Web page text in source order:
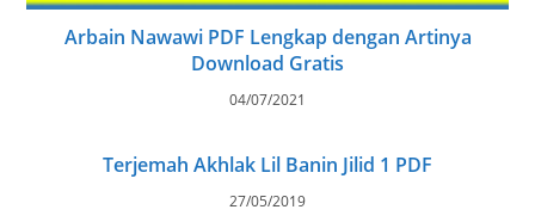
Arbain Nawawi PDF Lengkap dengan Artinya
Download Gratis
04/07/2021
Terjemah Akhlak Lil Banin Jilid 1 PDF
27/05/2019